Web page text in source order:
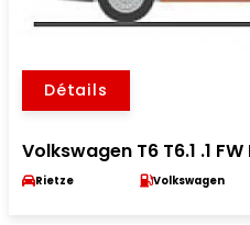
Détails
Volkswagen T6 T6.1 .1
Rietze Volkswagen